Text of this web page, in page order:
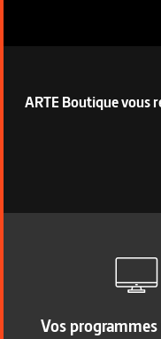
ARTE Boutique vous
Vos